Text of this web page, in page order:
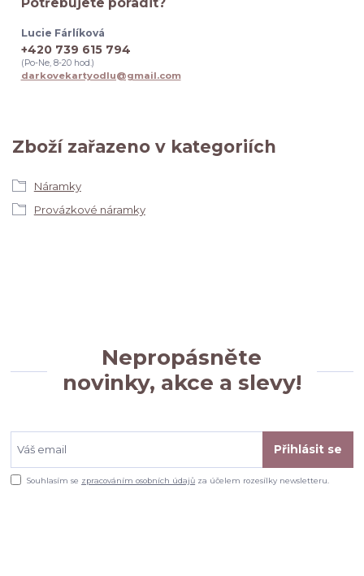
Zboží zařazeno v kategoriích
Náramky
Provázkové náramky
Lucie Fárlíková
+420 739 615 794
(Po-Ne, 8-20 hod.)
darkovekartyodlu@gmail.com
Nepropásněte
novinky, akce a slevy!
Přihlásit se
Souhlasím se zpracováním osobních údajů za účelem rozesílky newsletteru.